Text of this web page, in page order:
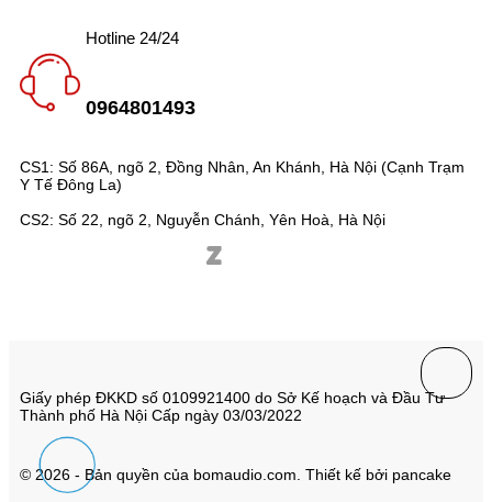
CS1: Số 86A, ngõ 2, Đồng Nhân, An Khánh, Hà Nội (Cạnh Trạm
Y Tế Đông La)
CS2: Số 22, ngõ 2, Nguyễn Chánh, Yên Hoà, Hà Nội
Hotline 24/24
0964801493
Giấy phép ĐKKD số 0109921400 do Sở Kế hoạch và Đầu Tư
Thành phố Hà Nội Cấp ngày 03/03/2022
© 2026 - Bản quyền của bomaudio.com. Thiết kế bởi pancake